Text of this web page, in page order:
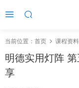
当前位置： 首页 课程资料
明德实用灯阵
享